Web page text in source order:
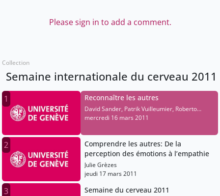
Please sign in to add a comment.
Collection
Semaine internationale du cerveau 2011
1 Reconnaître les autres
David Sander, Patrik Vuilleumier, Roberto
Caldara
mercredi 16 mars 2011
2
Comprendre les autres: De la
perception des émotions à l’empathie
Julie Grèzes
jeudi 17 mars 2011
3 Semaine du cerveau 2011